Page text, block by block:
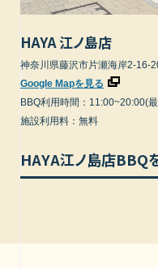
HAYA 江ノ島店
神奈川県藤沢市片瀬海岸2-16-
Google Mapを見る
BBQ利用時間：11:00~20:00(
施設利用料：無料
HAYA江ノ島店BBQ